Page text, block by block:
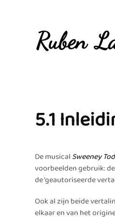
Overslaan en naar de
5.1
De musical Sweeney
voorbeelden gebruik:
de ‘geautoriseerde
Ook al zijn beide
elkaar en van het